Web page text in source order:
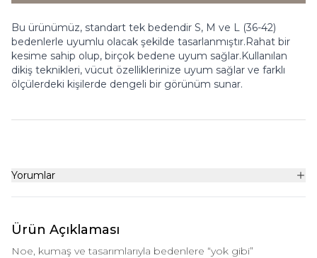
Bu ürünümüz, standart tek bedendir S, M ve L (36-42)
bedenlerle uyumlu olacak şekilde tasarlanmıştır.Rahat bir
kesime sahip olup, birçok bedene uyum sağlar.Kullanılan
dikiş teknikleri, vücut özelliklerinize uyum sağlar ve farklı
ölçülerdeki kişilerde dengeli bir görünüm sunar.
Yorumlar
Ürün Açıklaması
Noe, kumaş ve tasarımlarıyla bedenlere “yok gibi”